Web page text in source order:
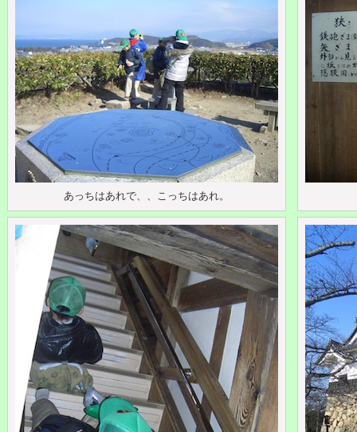
あっちはあれで、、こっちはあれ。